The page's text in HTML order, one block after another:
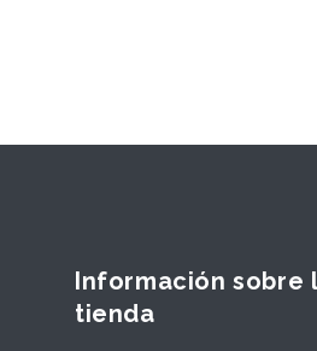
Información sobre
tienda